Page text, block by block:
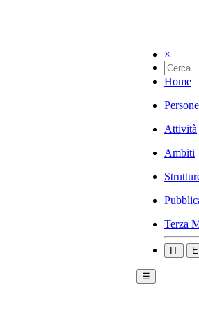
×
Home
Persone
Attività
Ambiti
Terza
IT
☰